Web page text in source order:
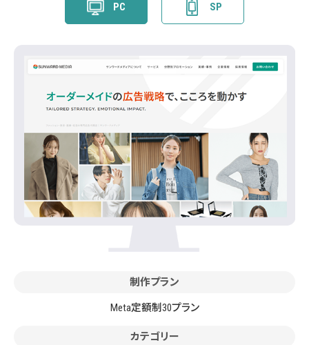
PC SP
制作プラン
Meta定額制30プラン
カテゴリー